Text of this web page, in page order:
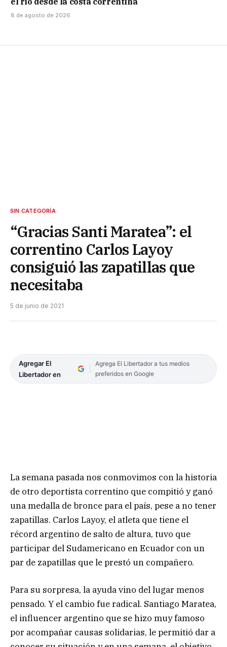
8 de agosto de 2026
SIN CATEGORÍA
“Gracias Santi Maratea”: el
correntino Carlos Layoy
consiguió las zapatillas que
necesitaba
5 de junio de 2021
Agregar El
Libertador en
Agrega El Libertador a tus medios
preferidos en Google
La semana pasada nos conmovimos con la historia
de otro deportista correntino que compitió y ganó
una medalla de bronce para el país, pese a no tener
zapatillas. Carlos Layoy, el atleta que tiene el
récord argentino de salto de altura, tuvo que
participar del Sudamericano en Ecuador con un
par de zapatillas que le prestó un compañero.
Para su sorpresa, la ayuda vino del lugar menos
pensado. Y el cambio fue radical. Santiago Maratea,
el influencer argentino que se hizo muy famoso
por acompañar causas solidarias, le permitió dar a